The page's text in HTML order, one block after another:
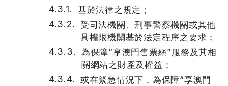
基於法律之規定；
受司法機關、刑事警察機關或其他
具權限機關基於法定程序之要求；
為保障“享澳門售票網”服務及其相
關網站之財產及權益；
或在緊急情況下，為保障“享澳門